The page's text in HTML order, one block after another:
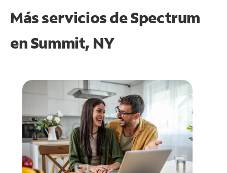
Más servicios de Spectrum
enSummit, NY